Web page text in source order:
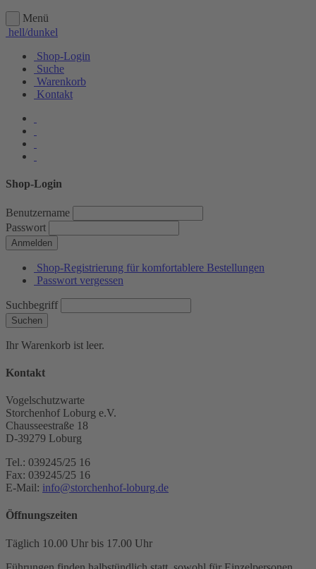
Menü
hell/dunkel
Shop-Login
Suche
Warenkorb
Kontakt
Shop-Login
Benutzername
Passwort
Anmelden
Shop-Registrierung für komfortablere Bestellungen
Passwort vergessen
Suchbegriff
Suchen
Ihr Warenkorb ist leer.
Kontakt
Vogelschutzwarte
Storchenhof Loburg e.V.
Chausseestraße 18
D-39279 Loburg
Tel.: 039245/25 16
Fax: 039245/25 16
E-Mail: info@storchenhof-loburg.de
Öffnungszeiten
Täglich 10.00 Uhr bis 17.00 Uhr